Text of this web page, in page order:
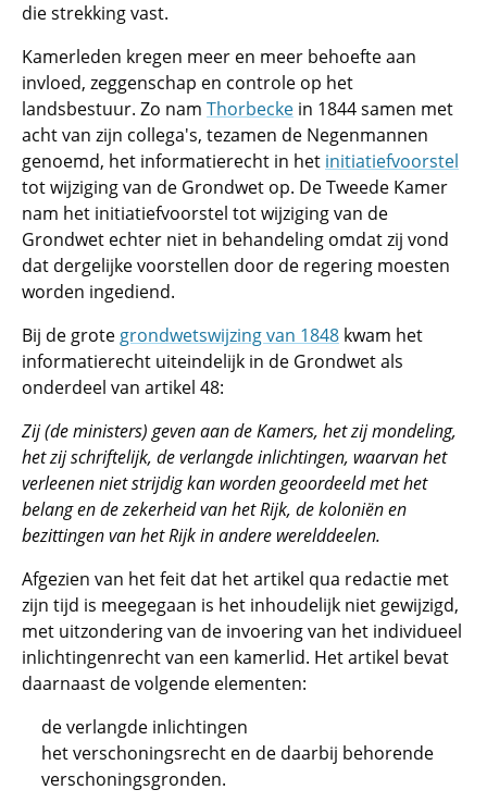
die strekking vast.
Kamerleden kregen meer en meer behoefte aan
invloed, zeggenschap en controle op het
landsbestuur. Zo nam Thorbecke in 1844 samen met
acht van zijn collega's, tezamen de Negenmannen
genoemd, het informatierecht in het initiatiefvoorstel
tot wijziging van de Grondwet op. De Tweede Kamer
nam het initiatiefvoorstel tot wijziging van de
Grondwet echter niet in behandeling omdat zij vond
dat dergelijke voorstellen door de regering moesten
worden ingediend.
Bij de grote grondwetswijzing van 1848 kwam het
informatierecht uiteindelijk in de Grondwet als
onderdeel van artikel 48:
Zij (de ministers) geven aan de Kamers, het zij mondeling,
het zij schriftelijk, de verlangde inlichtingen, waarvan het
verleenen niet strijdig kan worden geoordeeld met het
belang en de zekerheid van het Rijk, de koloniën en
bezittingen van het Rijk in andere werelddeelen.
Afgezien van het feit dat het artikel qua redactie met
zijn tijd is meegegaan is het inhoudelijk niet gewijzigd,
met uitzondering van de invoering van het individueel
inlichtingenrecht van een kamerlid. Het artikel bevat
daarnaast de volgende elementen:
de verlangde inlichtingen
het verschoningsrecht en de daarbij behorende
verschoningsgronden.